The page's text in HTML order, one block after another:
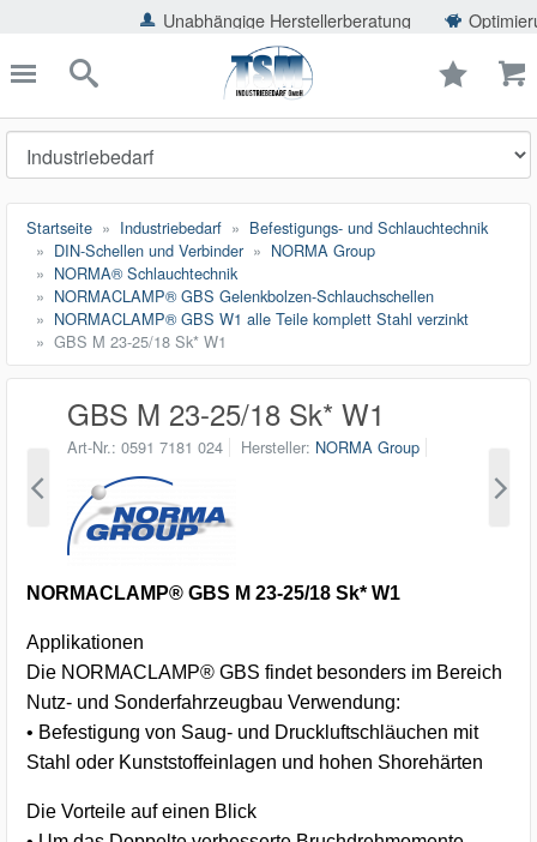
Unabhängige Herstellerberatung Optimierung der
schließen
Suche
Startseite Industriebedarf
Befestigungs- und Schlauchtechnik
DIN-Schellen und Verbinder
NORMA Group
NORMA® Schlauchtechnik
NORMACLAMP® GBS Gelenkbolzen-Schlauchschellen
NORMACLAMP® GBS W1 alle Teile komplett Stahl verzinkt
GBS M 23-25/18 Sk* W1
GBS M 23-25/18 Sk* W1
Art-Nr. 0591 7181 024 Hersteller NORMA Group
NORMACLAMP® GBS M 23-25/18 Sk* W1
Applikationen
Die NORMACLAMP® GBS findet besonders im Bereich
Nutz- und Sonderfahrzeugbau Verwendung:
• Befestigung von Saug- und Druckluftschläuchen mit
Stahl oder Kunststoffeinlagen und hohen Shorehärten
Die Vorteile auf einen Blick